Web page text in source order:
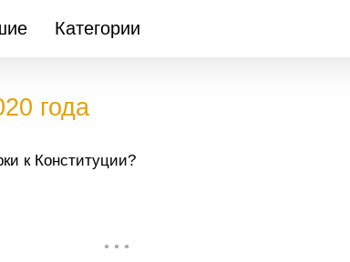
Категории
года
к Конституции?
• • •